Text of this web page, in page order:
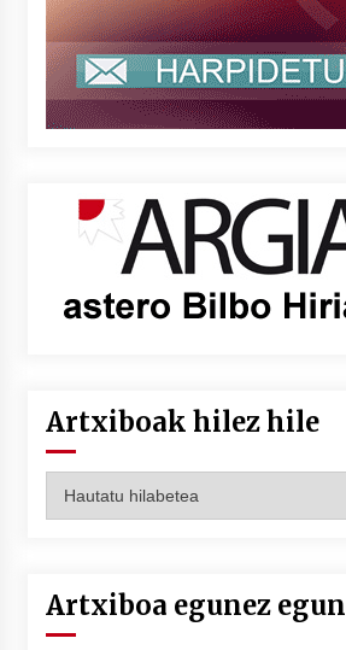
Artxiboak hilez hile
hilez
Artxiboa egunez egun